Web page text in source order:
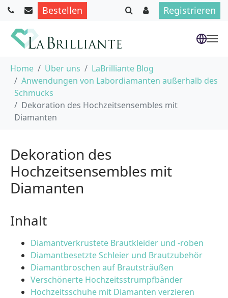
Skip to main content
Bestellen Registrieren
You are here:
Home Über uns
LaBrilliante Blog
Anwendungen von Labordiamanten außerhalb des
Schmucks
Dekoration des Hochzeitsensembles mit
Diamanten
Dekoration des
Hochzeitsensembles mit
Diamanten
Inhalt
Diamantverkrustete Brautkleider und -roben
Diamantbesetzte Schleier und Brautzubehör
Diamantbroschen auf Brautsträußen
Verschönerte Hochzeitsstrumpfbänder
Hochzeitsschuhe mit Diamanten verzieren